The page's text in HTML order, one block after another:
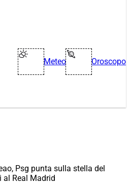
Meteo Oroscopo
Psg punta sulla stella del
al Real Madrid